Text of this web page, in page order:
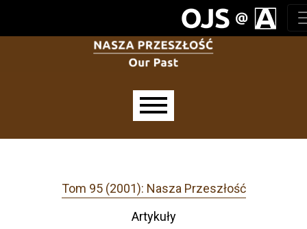
Tom 95 (2001): Nasza Przeszłość
Artykuły